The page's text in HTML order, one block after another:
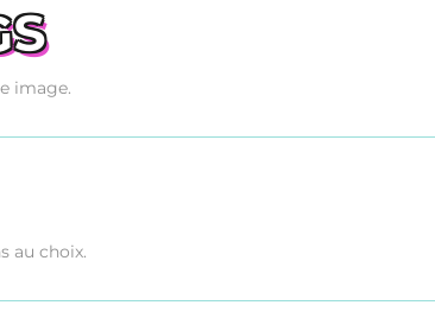
image.
au choix.